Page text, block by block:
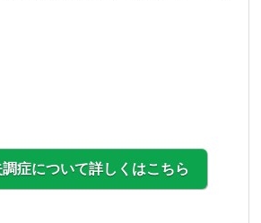
症について詳しくはこちら